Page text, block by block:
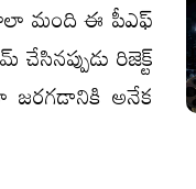
మంది ఈ పీఎఫ్
రిజెక్ట్
జరగడానికి అనేక